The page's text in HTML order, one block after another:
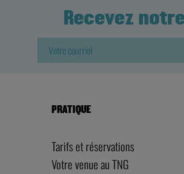
Recevez
PRATIQUE
Tarifs et réservations
Votre venue au TNG